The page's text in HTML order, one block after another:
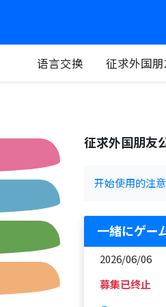
语言交换 征求外国
征求外国朋友
开始使用的注
一緒にゲー
2026/06/06
募集已终止